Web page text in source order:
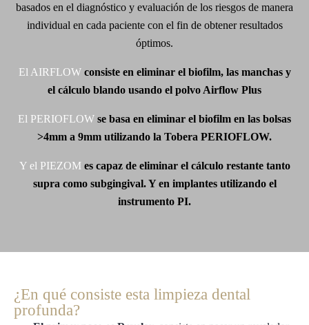
basados en el diagnóstico y evaluación de los riesgos de manera
individual en cada paciente con el fin de obtener resultados
óptimos.
El AIRFLOW consiste en eliminar el biofilm, las manchas y
el cálculo blando usando el polvo Airflow Plus
El PERIOFLOW se basa en eliminar el biofilm en las bolsas
>4mm a 9mm utilizando la Tobera PERIOFLOW.
Y el PIEZOMes capaz de eliminar el cálculo restante tanto
supra como subgingival. Y en implantes utilizando el
instrumento PI.
¿En qué consiste esta limpieza dental
profunda?